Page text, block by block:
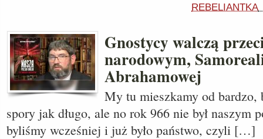
REBELIANTKA
Gnostycy walczą
narodowym,
Abrahamowej
My tu mieszkamy od bardzo,
spory jak długo, ale no rok 966 nie był naszym
byliśmy wcześniej i już było państwo, czyli […]